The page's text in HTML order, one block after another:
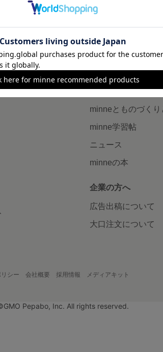
展示中
読みもの
minneとものづくり
minne学習帖
ニュース
minneの本
企業の方へ
広告出稿について
大口注文について
シー 会社概要 採用情報 メディアキット
Pepabo, Inc. All rights reserved.